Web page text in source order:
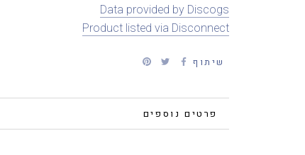
Data provided by Discogs
Product listed via Disconnect
שיתוף
פרטים נוספים
צפייה בתמונות